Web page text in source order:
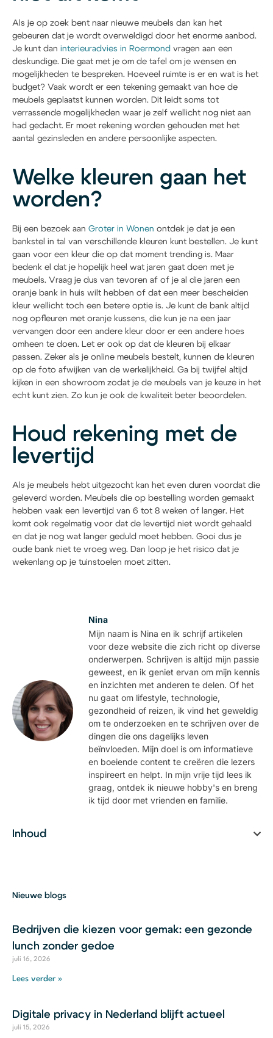
Als je op zoek bent naar nieuwe meubels dan kan het
gebeuren dat je wordt overweldigd door het enorme aanbod.
Je kunt dan interieuradvies in Roermond vragen aan een
deskundige. Die gaat met je om de tafel om je wensen en
mogelijkheden te bespreken. Hoeveel ruimte is er en wat is het
budget? Vaak wordt er een tekening gemaakt van hoe de
meubels geplaatst kunnen worden. Dit leidt soms tot
verrassende mogelijkheden waar je zelf wellicht nog niet aan
had gedacht. Er moet rekening worden gehouden met het
aantal gezinsleden en andere persoonlijke aspecten.
Welke kleuren gaan het
worden?
Bij een bezoek aan Groter in Wonen ontdek je dat je een
bankstel in tal van verschillende kleuren kunt bestellen. Je kunt
gaan voor een kleur die op dat moment trending is. Maar
bedenk el dat je hopelijk heel wat jaren gaat doen met je
meubels. Vraag je dus van tevoren af of je al die jaren een
oranje bank in huis wilt hebben of dat een meer bescheiden
kleur wellicht toch een betere optie is. Je kunt de bank altijd
nog opfleuren met oranje kussens, die kun je na een jaar
vervangen door een andere kleur door er een andere hoes
omheen te doen. Let er ook op dat de kleuren bij elkaar
passen. Zeker als je online meubels bestelt, kunnen de kleuren
op de foto afwijken van de werkelijkheid. Ga bij twijfel altijd
kijken in een showroom zodat je de meubels van je keuze in het
echt kunt zien. Zo kun je ook de kwaliteit beter beoordelen.
Houd rekening met de
levertijd
Als je meubels hebt uitgezocht kan het even duren voordat die
geleverd worden. Meubels die op bestelling worden gemaakt
hebben vaak een levertijd van 6 tot 8 weken of langer. Het
komt ook regelmatig voor dat de levertijd niet wordt gehaald
en dat je nog wat langer geduld moet hebben. Gooi dus je
oude bank niet te vroeg weg. Dan loop je het risico dat je
wekenlang op je tuinstoelen moet zitten.
Nina
Mijn naam is Nina en ik schrijf artikelen
voor deze website die zich richt op diverse
onderwerpen. Schrijven is altijd mijn passie
geweest, en ik geniet ervan om mijn kennis
en inzichten met anderen te delen. Of het
nu gaat om lifestyle, technologie,
gezondheid of reizen, ik vind het geweldig
om te onderzoeken en te schrijven over de
dingen die ons dagelijks leven
beïnvloeden. Mijn doel is om informatieve
en boeiende content te creëren die lezers
inspireert en helpt. In mijn vrije tijd lees ik
graag, ontdek ik nieuwe hobby's en breng
ik tijd door met vrienden en familie.
Inhoud
Nieuwe blogs
Bedrijven die kiezen voor gemak: een gezonde
lunch zonder gedoe
juli 16, 2026
Lees verder »
Digitale privacy in Nederland blijft actueel
juli 15, 2026